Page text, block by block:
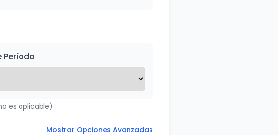
Período
es aplicable)
Mostrar Opciones Avanzadas